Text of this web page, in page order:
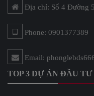
Địa chỉ: Số 4 Đường
Phone: 0901377389
Email:
TOP 3 DỰ ÁN ĐẦU TƯ